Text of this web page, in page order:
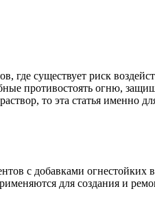
где существует риск
противостоять огню,
то эта статья именно
с добавками огнестойких
для создания и